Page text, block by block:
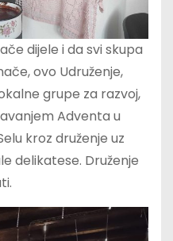
dijele i da svi skupa
ovo Udruženje,
grupe za razvoj,
Adventa u
kroz druženje uz
delikatese. Druženje